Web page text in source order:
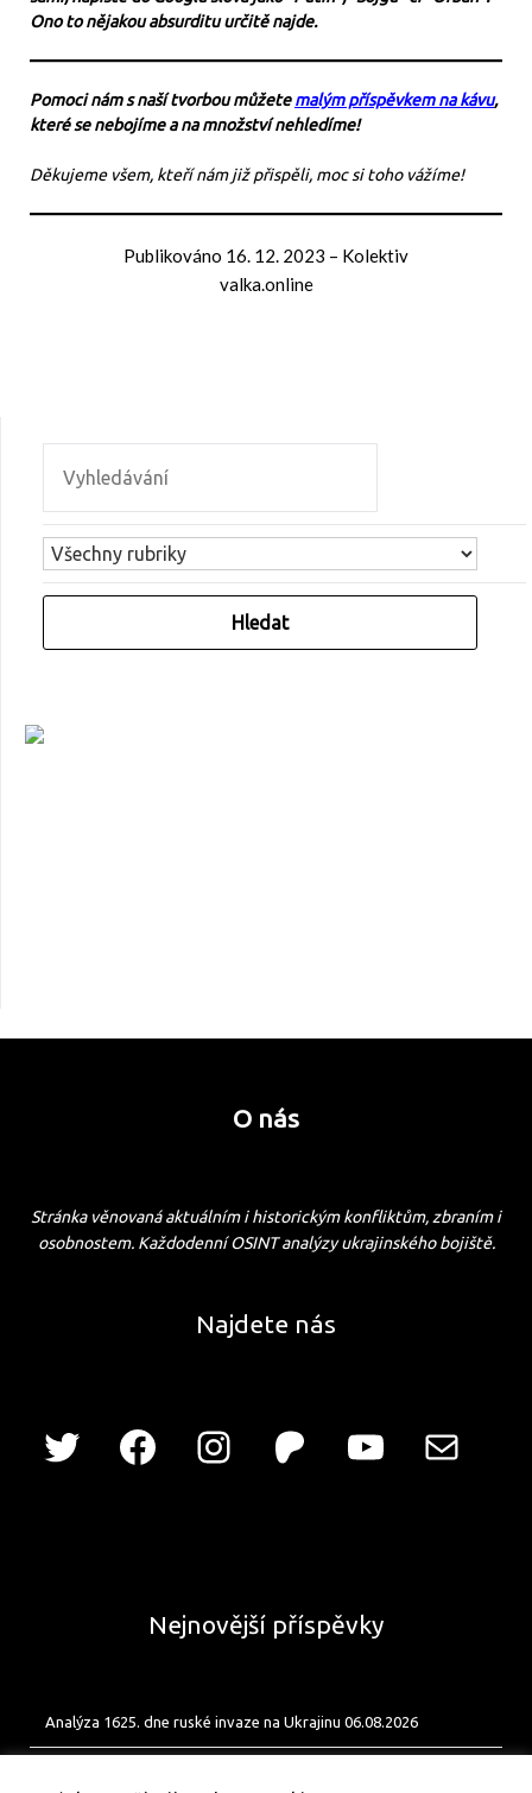
Ono to nějakou absurditu určitě najde.
Pomoci nám s naší tvorbou můžetemalým příspěvkem na kávu,
které se nebojíme a na množství nehledíme!
Děkujeme všem, kteří nám již přispěli, moc si toho vážíme!
Publikováno 16. 12. 2023 – Kolektiv
valka.online
O nás
Stránka věnovaná aktuálním i historickým konfliktům, zbraním i
osobnostem. Každodenní OSINT analýzy ukrajinského bojiště.
Najdete nás
Nejnovější příspěvky
Analýza 1625. dne ruské invaze na Ukrajinu 06.08.2026